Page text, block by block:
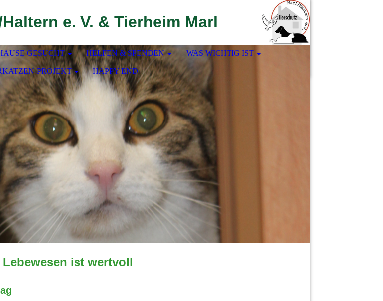
e. V. & Tierheim Marl
GESUCHT HELFEN & SPENDEN WAS WICHTIG IST
PROJEKT HAPPY END
Lebewesen ist wertvoll